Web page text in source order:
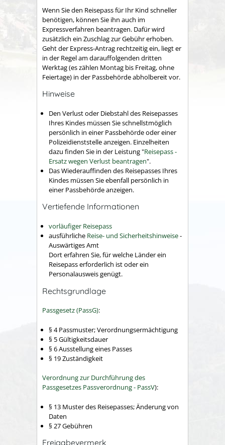
Wenn Sie den Reisepass für Ihr Kind schneller
benötigen, können Sie ihn auch im
Expressverfahren beantragen. Dafür wird
zusätzlich ein Zuschlag zur Gebühr erhoben.
Geht der Express-Antrag rechtzeitig ein, liegt er
in der Regel am darauffolgenden dritten
Werktag (es zählen Montag bis Freitag, ohne
Feiertage) in der Passbehörde abholbereit vor.
Hinweise
Den Verlust oder Diebstahl des Reisepasses
Ihres Kindes müssen Sie schnellstmöglich
persönlich in einer Passbehörde oder einer
Polizeidienststelle anzeigen. Einzelheiten
dazu finden Sie in der Leistung "Reisepass -
Ersatz wegen Verlust beantragen".
Das Wiederauffinden des Reisepasses Ihres
Kindes müssen Sie ebenfall persönlich in
einer Passbehörde anzeigen.
Vertiefende Informationen
vorläufiger Reisepass
ausführliche Reise- und Sicherheitshinweise-
Auswärtiges Amt
Dort erfahren Sie, für welche Länder ein
Reisepass erforderlich ist oder ein
Personalausweis genügt.
Rechtsgrundlage
Passgesetz (PassG):
§ 4Passmuster; Verordnungsermächtigung
§ 5 Gültigkeitsdauer
§ 6 Ausstellung eines Passes
§ 19 Zuständigkeit
Verordnung zur Durchführung des
Passgesetzes Passverordnung - PassV):
§ 13 Muster des Reisepasses; Änderung von
Daten
§ 27Gebühren
Freigabevermerk